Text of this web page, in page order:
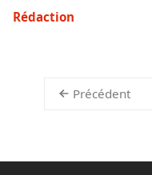
Rédaction
Précédent